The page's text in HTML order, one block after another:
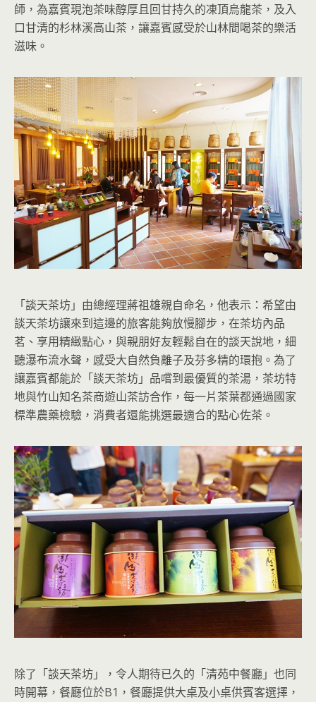
師，為嘉賓現泡茶味醇厚且回甘持久的凍頂烏龍茶，及入
口甘清的杉林溪高山茶，讓嘉賓感受於山林間喝茶的樂活
滋味。
「談天茶坊」由總經理蔣祖雄親自命名，他表示：希望由
談天茶坊讓來到這邊的旅客能夠放慢腳步，在茶坊內品
茗、享用精緻點心，與親朋好友輕鬆自在的談天說地，細
聽瀑布流水聲，感受大自然負離子及芬多精的環抱。為了
讓嘉賓都能於「談天茶坊」品嚐到最優質的茶湯，茶坊特
地與竹山知名茶商遊山茶訪合作，每一片茶葉都通過國家
標準農藥檢驗，消費者還能挑選最適合的點心佐茶。
除了「談天茶坊」，令人期待已久的「清苑中餐廳」也同
時開幕，餐廳位於B1，餐廳提供大桌及小桌供賓客選擇，